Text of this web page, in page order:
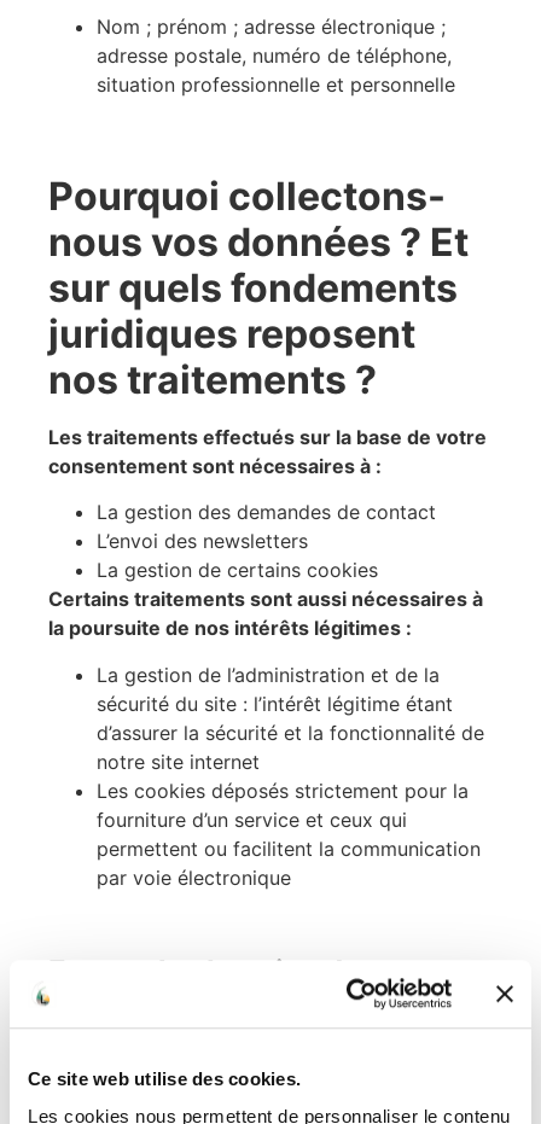
Ce site web utilise des cookies.
Les cookies nous permettent de personnaliser le contenu
Nom ; prénom ; adresse électronique ;
adresse postale, numéro de téléphone,
situation professionnelle et personnelle
Pourquoi collectons-
nous vos données ? Et
sur quels fondements
juridiques reposent
nos traitements ?
Les traitements effectués sur la base de votre
consentement sont nécessaires à :
La gestion des demandes de contact
L’envoi des newsletters
La gestion de certains cookies
Certains traitements sont aussi nécessaires à
la poursuite de nos intérêts légitimes :
La gestion de l’administration et de la
sécurité du site : l’intérêt légitime étant
d’assurer la sécurité et la fonctionnalité de
notre site internet
Les cookies déposés strictement pour la
fourniture d’un service et ceux qui
permettent ou facilitent la communication
par voie électronique
Et pour les besoins de
l’exécution contractuelle ou
précontractuelle, certains
traitements sont
indispensables à :